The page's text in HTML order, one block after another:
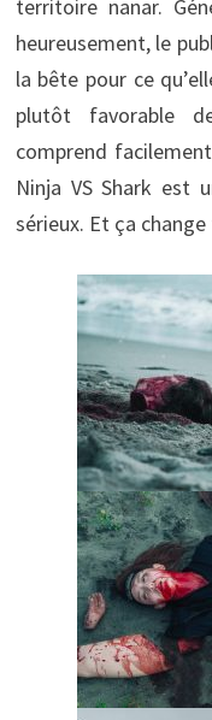
territoire nanar.
heureusement, le
la bête pour ce
plutôt favorable
comprend
Ninja VS Shark est
sérieux. Et ça